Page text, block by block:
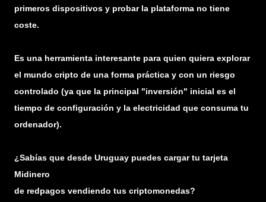
primeros dispositivos y probar la plataforma no tiene
coste.
Es una herramienta interesante para quien quiera explorar
el mundo cripto de una forma práctica y con un riesgo
controlado (ya que la principal "inversión" inicial es el
tiempo de configuración y la electricidad que consuma tu
ordenador).
¿Sabías que desde Uruguay puedes cargar tu tarjeta
Midinero
de redpagos vendiendo tus criptomonedas?